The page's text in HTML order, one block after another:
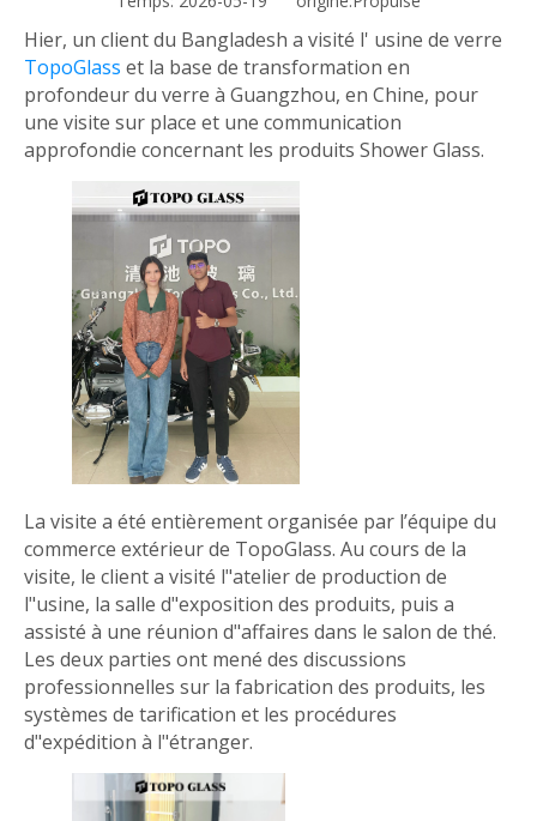
Hier, un client du Bangladesh a visité l' usine de verre
TopoGlass et la base de transformation en
profondeur du verre à Guangzhou, en Chine, pour
une visite sur place et une communication
approfondie concernant les produits Shower Glass.
La visite a été entièrement organisée par l’équipe du
commerce extérieur de TopoGlass. Au cours de la
visite, le client a visité l"atelier de production de
l"usine, la salle d"exposition des produits, puis a
assisté à une réunion d"affaires dans le salon de thé.
Les deux parties ont mené des discussions
professionnelles sur la fabrication des produits, les
systèmes de tarification et les procédures
d"expédition à l"étranger.